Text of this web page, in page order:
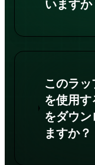
いますか
このラ
を使用
をダウン
ますか？